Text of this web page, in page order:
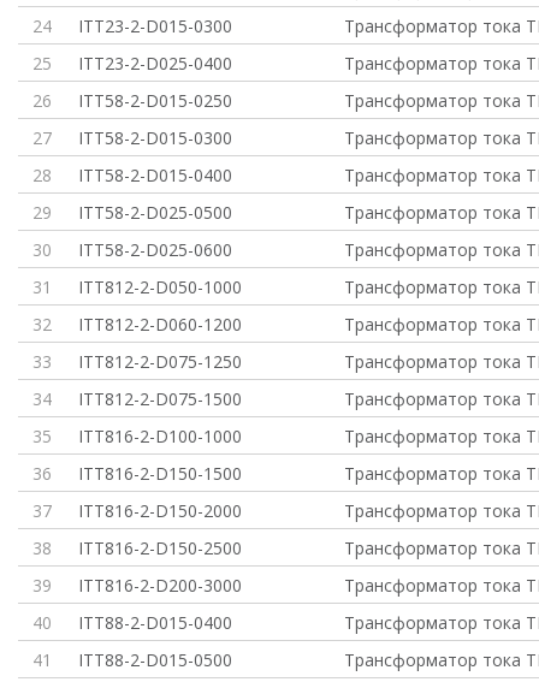
24
ITT23-2-D015-0300
Трансформатор тока
25
ITT23-2-D025-0400
Трансформатор тока
26
ITT58-2-D015-0250
Трансформатор тока
27
ITT58-2-D015-0300
Трансформатор тока
28
ITT58-2-D015-0400
Трансформатор тока
29
ITT58-2-D025-0500
Трансформатор тока
30
ITT58-2-D025-0600
Трансформатор тока
31
ITT812-2-D050-1000
Трансформатор тока
32
ITT812-2-D060-1200
Трансформатор тока
33
ITT812-2-D075-1250
Трансформатор тока
34
ITT812-2-D075-1500
Трансформатор тока
35
ITT816-2-D100-1000
Трансформатор тока
36
ITT816-2-D150-1500
Трансформатор тока
37
ITT816-2-D150-2000
Трансформатор тока
38
ITT816-2-D150-2500
Трансформатор тока
39
ITT816-2-D200-3000
Трансформатор тока
40
ITT88-2-D015-0400
Трансформатор тока
41
ITT88-2-D015-0500
Трансформатор тока